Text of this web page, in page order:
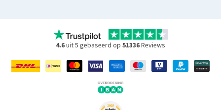
4.6uit 5 gebaseerd op 51336Reviews